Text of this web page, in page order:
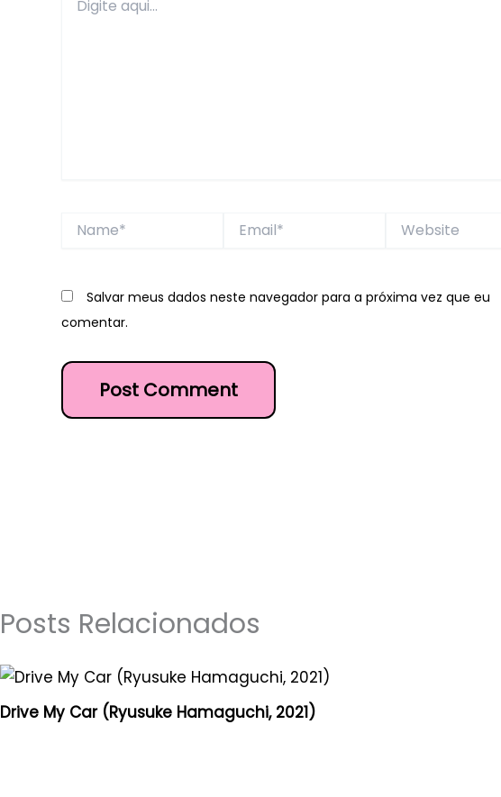
aqui...
Website
Salvar meus dados neste navegador para a próxima vez que eu
comentar.
Posts Relacionados
Drive My Car (Ryusuke Hamaguchi, 2021)